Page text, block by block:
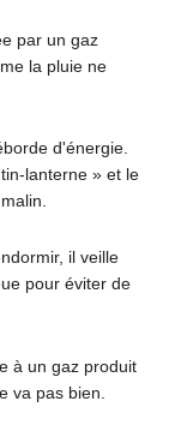
par un gaz
la pluie ne
d'énergie.
lanterne » et le
il veille
pour éviter de
à un gaz produit
va pas bien.